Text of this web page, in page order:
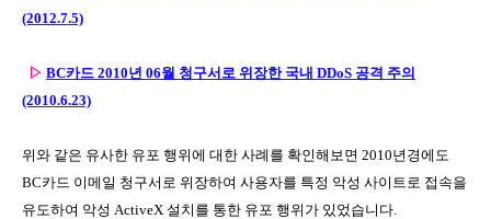
(2012.7.5)
▷ BC카드 2010년 06월 청구서로 위장한 국내 DDoS 공격 주의
(2010.6.23)
위와 같은 유사한 유포 행위에 대한 사례를 확인해보면 2010년경에도
BC카드 이메일 청구서로 위장하여 사용자를 특정 악성 사이트로 접속을
유도하여 악성 ActiveX 설치를 통한 유포 행위가 있었습니다.